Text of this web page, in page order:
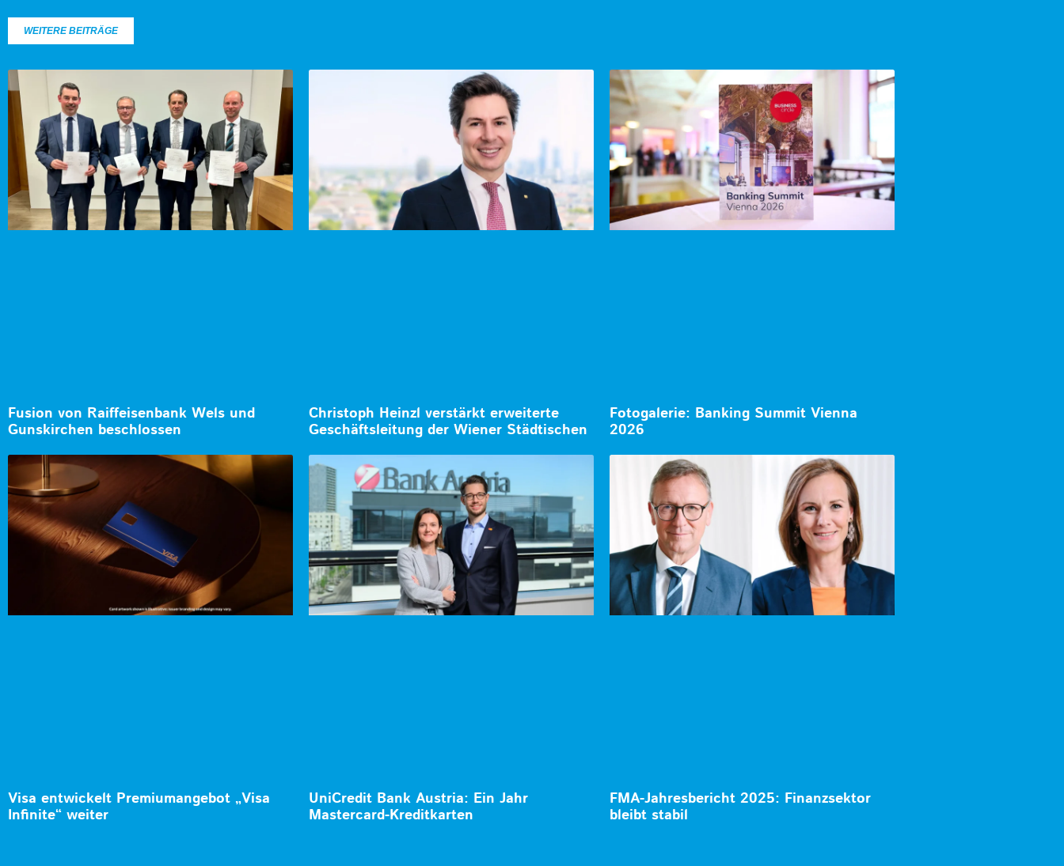
WEITERE BEITRÄGE
Fusion von Raiffeisenbank Wels und
Gunskirchen beschlossen
Christoph Heinzl verstärkt erweiterte
Geschäftsleitung der Wiener Städtischen
Fotogalerie: Banking Summit Vienna
2026
Visa entwickelt Premiumangebot „Visa
Infinite“ weiter
UniCredit Bank Austria: Ein Jahr
Mastercard-Kreditkarten
FMA-Jahresbericht 2025: Finanzsektor
bleibt stabil